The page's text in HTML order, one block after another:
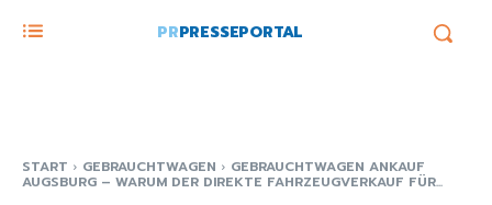
PRPRESSEPORTAL
START GEBRAUCHTWAGEN GEBRAUCHTWAGEN ANKAUF
AUGSBURG – WARUM DER DIREKTE FAHRZEUGVERKAUF FÜR...